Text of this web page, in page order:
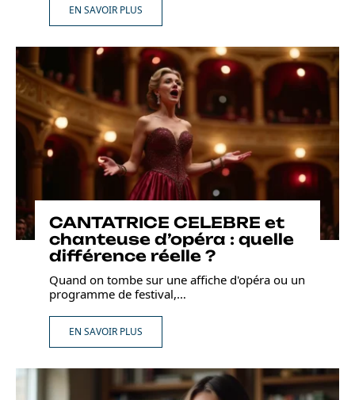
EN SAVOIR PLUS
CANTATRICE CELEBRE et
chanteuse d’opéra : quelle
différence réelle ?
Quand on tombe sur une affiche d'opéra ou un
programme de festival,…
EN SAVOIR PLUS